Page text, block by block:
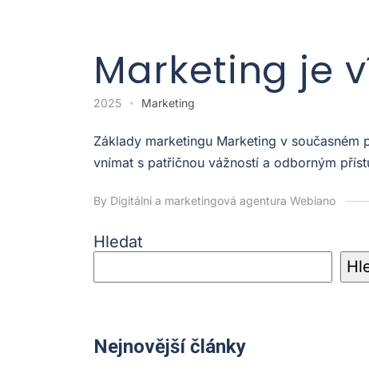
Marketing je
2025 Marketing
Základy marketingu Marketing v
vnímat s patřičnou vážností a odborným
By Digitální a marketingová agentura Webiano
Hledat
Nejnovější články